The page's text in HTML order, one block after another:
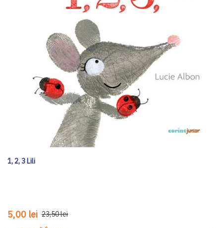
1, 2, 3 Lili
5,00 lei 23,50 lei